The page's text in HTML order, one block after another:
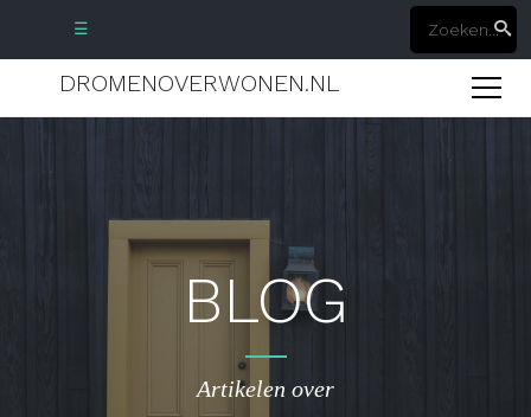
☰
DROMENOVERWONEN.NL
BLOG
Artikelen over